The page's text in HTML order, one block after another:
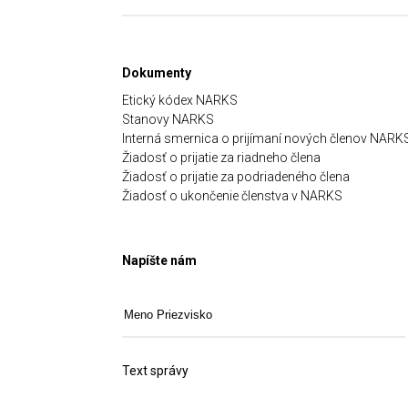
Dokumenty
Etický kódex NARKS
Stanovy NARKS
Interná smernica o prijímaní nových členov
Žiadosť o prijatie za riadneho člena
Žiadosť o prijatie za podriadeného člena
Žiadosť o ukončenie členstva v NARKS
Napíšte nám
Text správy